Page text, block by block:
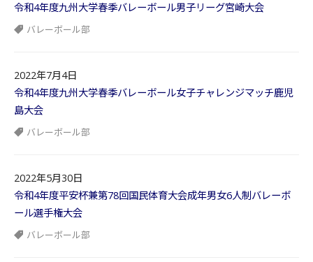
令和4年度九州大学春季バレーボール男子リーグ宮崎大会
バレーボール部
2022年7月4日
令和4年度九州大学春季バレーボール女子チャレンジマッチ鹿児
島大会
バレーボール部
2022年5月30日
令和4年度平安杯兼第78回国民体育大会成年男女6人制バレーボ
ール選手権大会
バレーボール部